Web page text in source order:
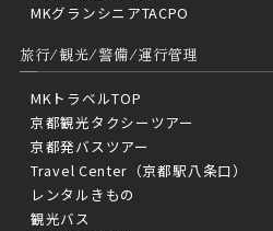
MKグランシニアTACPO
旅行/観光/警備/運行管理
MKトラベルTOP
京都観光タクシーツアー
京都発バスツアー
Travel Center（京都駅八条口）
レンタルきもの
観光バス